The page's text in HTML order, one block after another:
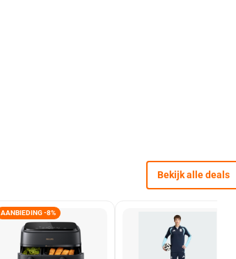
Bekijk alle deals
AANBIEDING -8%